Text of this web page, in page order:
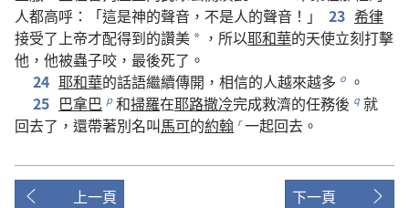
人都高呼 ：「這是神的聲音 ， 不是人的聲音 ！」 23 希律
接受了上帝才配得到的讚美 * ， 所以耶和華的天使立刻打擊
他 ， 他被蟲子咬 ， 最後死了 。
24 耶和華的話語繼續傳開 ， 相信的人越來越多 o 。
25 巴拿巴 p 和掃羅在耶路撒冷完成救濟的任務後 q 就
回去了 ， 還帶著別名叫馬可的約翰 r 一起回去 。
上一頁 下一頁